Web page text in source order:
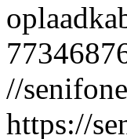
//
https://